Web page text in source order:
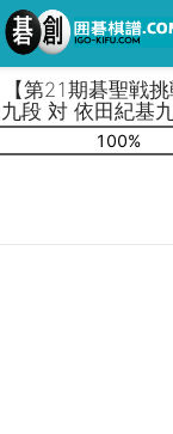
第21期碁聖戦
段 対 依田紀基
100%